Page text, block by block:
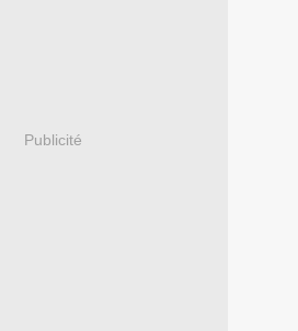
Publicité